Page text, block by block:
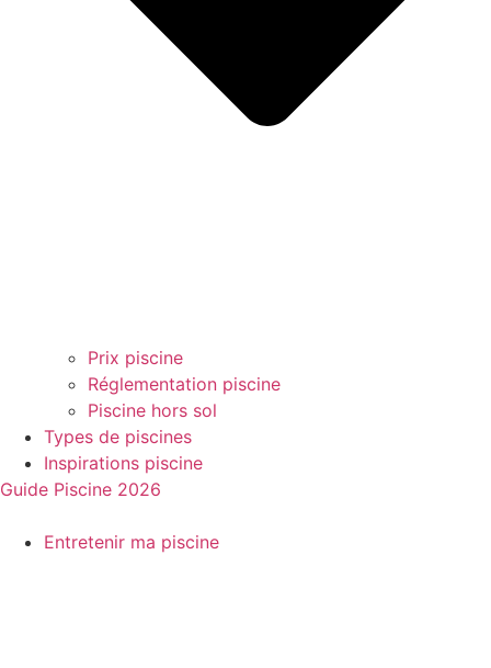
Prix piscine
Réglementation piscine
Piscine hors sol
Types de piscines
Inspirations piscine
Guide Piscine 2026
Entretenir ma piscine